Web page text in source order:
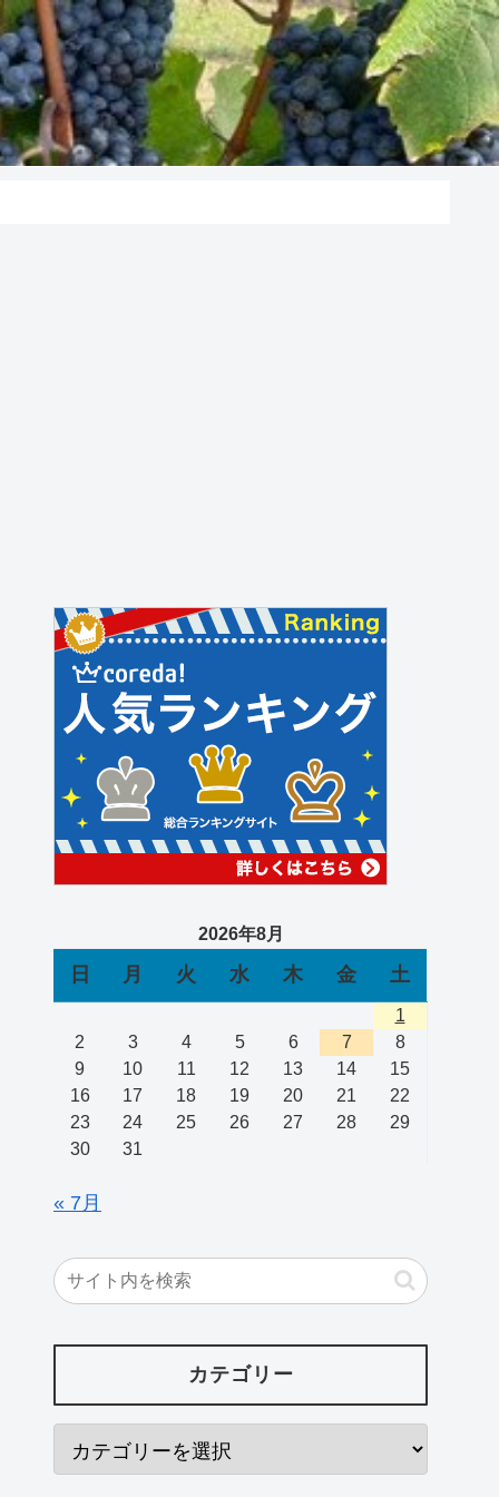
2026年8月
日 月 火 水 木 金 土
1
2
3 4 5 6 7
8
9
10 11 12 13 14
15
16
17 18 19 20 21
22
23
24 25 26 27 28
29
30
31
« 7月
カテゴリー